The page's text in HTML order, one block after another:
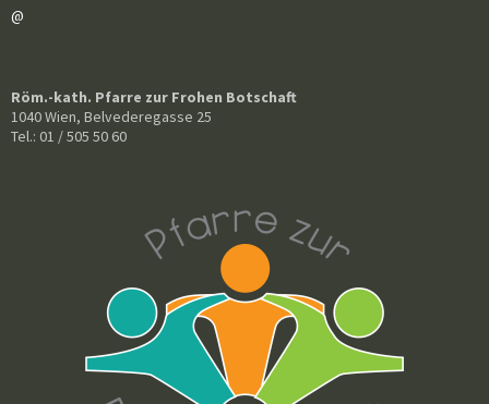
@
Röm.-kath. Pfarre zur Frohen Botschaft
1040 Wien, Belvederegasse 25
Tel.: 01 / 505 50 60